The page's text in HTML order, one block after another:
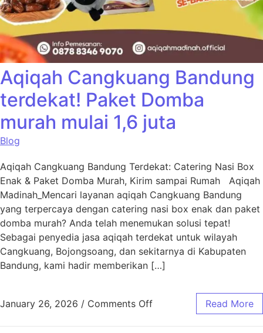
Aqiqah Cangkuang Bandung
terdekat! Paket Domba
murah mulai 1,6 juta
Blog
Aqiqah Cangkuang Bandung Terdekat: Catering Nasi Box
Enak & Paket Domba Murah, Kirim sampai Rumah Aqiqah
Madinah_Mencari layanan aqiqah Cangkuang Bandung
yang terpercaya dengan catering nasi box enak dan paket
domba murah? Anda telah menemukan solusi tepat!
Sebagai penyedia jasa aqiqah terdekat untuk wilayah
Cangkuang, Bojongsoang, dan sekitarnya di Kabupaten
Bandung, kami hadir memberikan […]
January 26, 2026 / Comments Off Read More